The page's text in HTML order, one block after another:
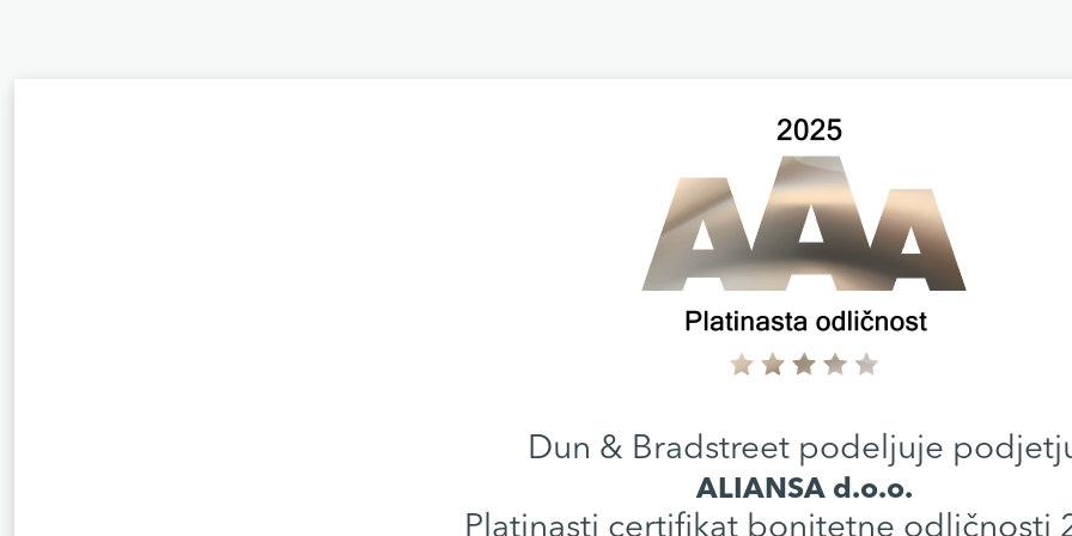
Dun & Bradstreet podeljuje
ALIANSA d.o.o.
Platinasti certifikat bonitetne odličnosti